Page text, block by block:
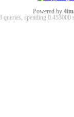
Powered by
queries, spending